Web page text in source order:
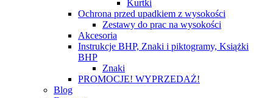
Kurtki
Ochrona przed upadkiem z wysokości
Zestawy do prac na wysokości
Akcesoria
Instrukcje BHP, Znaki i piktogramy, Książki
BHP
Znaki
PROMOCJE! WYPRZEDAŻ!
Blog